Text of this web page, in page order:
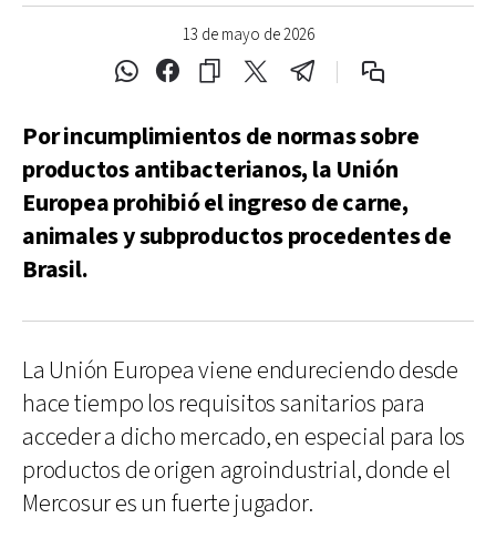
13 de mayo de 2026
Por incumplimientos de normas sobre
productos antibacterianos, la Unión
Europea prohibió el ingreso de carne,
animales y subproductos procedentes de
Brasil.
La Unión Europea viene endureciendo desde
hace tiempo los requisitos sanitarios para
acceder a dicho mercado, en especial para los
productos de origen agroindustrial, donde el
Mercosur es un fuerte jugador.